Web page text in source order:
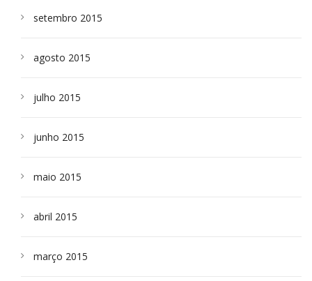
setembro 2015
agosto 2015
julho 2015
junho 2015
maio 2015
abril 2015
março 2015